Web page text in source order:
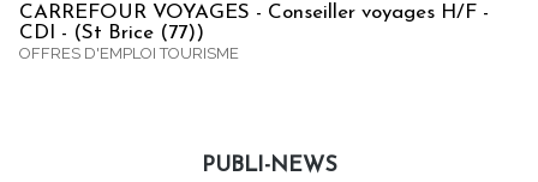
CARREFOUR VOYAGES - Conseiller voyages H/F -
CDI - (St Brice (77))
OFFRES D'EMPLOI TOURISME
PUBLI-NEWS